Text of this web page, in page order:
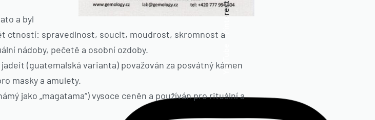
a byl
ctností: spravedlnost, soucit, moudrost, skromnost a
nádoby, pečetě a osobní ozdoby.
(guatemalská varianta) považován za posvátný kámen
masky a amulety.
jako „magatama“) vysoce ceněn a používán pro rituální a
YouTube
Pinterest